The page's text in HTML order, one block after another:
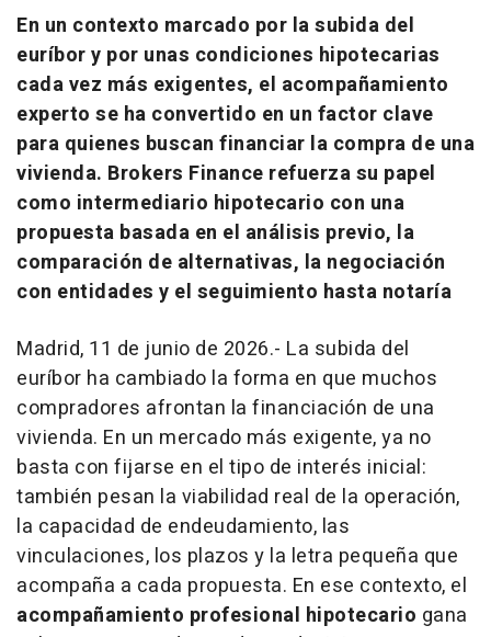
En un contexto marcado por la subida del
euríbor y por unas condiciones hipotecarias
cada vez más exigentes, el acompañamiento
experto se ha convertido en un factor clave
para quienes buscan financiar la compra de una
vivienda. Brokers Finance refuerza su papel
como intermediario hipotecario con una
propuesta basada en el análisis previo, la
comparación de alternativas, la negociación
con entidades y el seguimiento hasta notaría
Madrid, 11 de junio de 2026.- La subida del
euríbor ha cambiado la forma en que muchos
compradores afrontan la financiación de una
vivienda. En un mercado más exigente, ya no
basta con fijarse en el tipo de interés inicial:
también pesan la viabilidad real de la operación,
la capacidad de endeudamiento, las
vinculaciones, los plazos y la letra pequeña que
acompaña a cada propuesta. En ese contexto, el
acompañamiento profesional hipotecario gana